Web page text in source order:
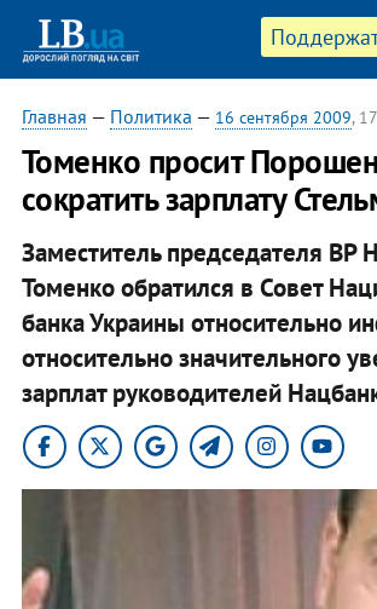
Главная — Политика — 16 сентября 2009,
Томенко просит
сократить зарплату
Заместитель председателя ВР
Томенко обратился в Совет
банка Украины относительно
относительно значительного
зарплат руководителей